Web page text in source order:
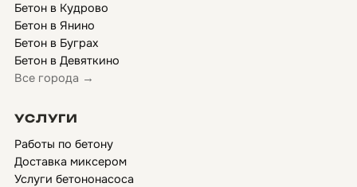
Бетон в Кудрово
Бетон в Янино
Бетон в Буграх
Бетон в Девяткино
Все города →
УСЛУГИ
Работы по бетону
Доставка миксером
Услуги бетононасоса